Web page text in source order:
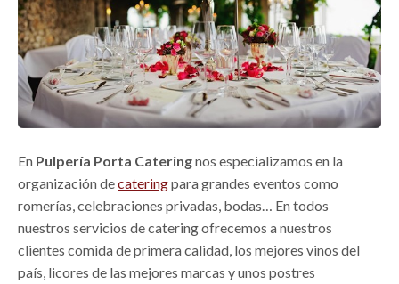
En Pulpería Porta Cateringnos especializamos en la
organización decateringpara grandes eventos como
romerías, celebraciones privadas, bodas… En todos
nuestros servicios de catering ofrecemos a nuestros
clientes comida de primera calidad, los mejores vinos del
país, licores de las mejores marcas y unos postres